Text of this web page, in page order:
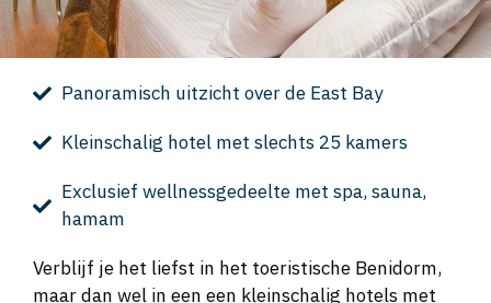
Panoramisch uitzicht over de East Bay
Kleinschalig hotel met slechts 25 kamers
Exclusief wellnessgedeelte met spa, sauna,
hamam
Verblijf je het liefst in het toeristische Benidorm,
maar dan wel in een een kleinschalig hotels met